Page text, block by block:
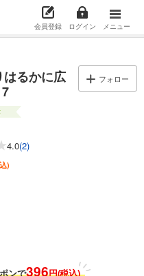
会員登録 ログイン メニュー
はるかに広
フォロー
4.0(2)
)
ンで396円(税込)